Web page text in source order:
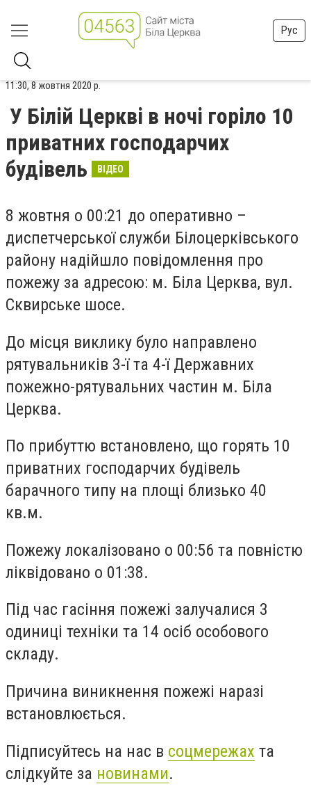
Рус
11:30, 8 жовтня 2020 р.
У Білій Церкві в ночі горіло 10
приватних господарчих
будівель
ВІДЕО
8 жовтня о 00:21 до оперативно –
диспетчерської служби Білоцерківського
району надійшло повідомлення про
пожежу за адресою: м. Біла Церква, вул.
Сквирське шосе.
До місця виклику було направлено
рятувальників 3-ї та 4-ї Державних
пожежно-рятувальних частин м. Біла
Церква.
По прибуттю встановлено, що горять 10
приватних господарчих будівель
барачного типу на площі близько 40
кв.м.
Пожежу локалізовано о 00:56 та повністю
ліквідовано о 01:38.
Під час гасіння пожежі залучалися 3
одиниці техніки та 14 осіб особового
складу.
Причина виникнення пожежі наразі
встановлюється.
Підписуйтесь на нас в соцмережах та
слідкуйте за новинами.